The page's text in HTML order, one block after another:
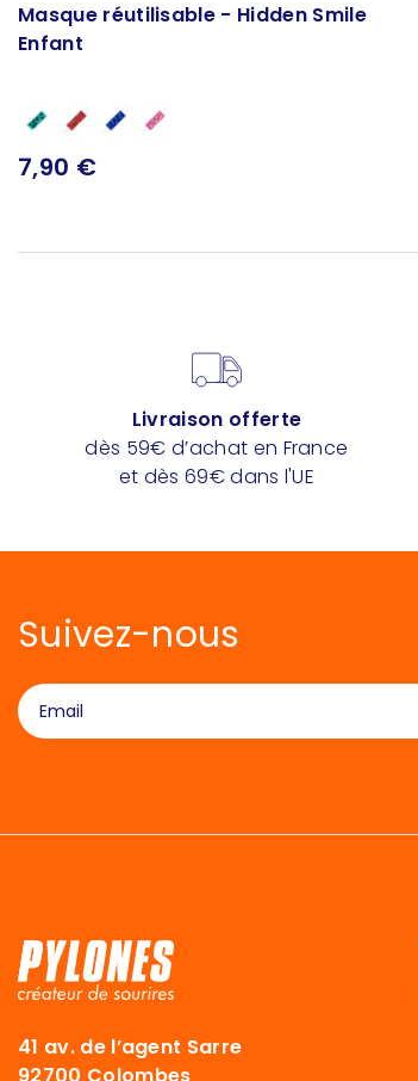
Masque réutilisable - Hidden Smile
Enfant
7,90 €
Livraison offerte
dès 59€ d’achat en France
et dès 69€ dans l'UE
Suivez-nous
41 av. de l’agent Sarre